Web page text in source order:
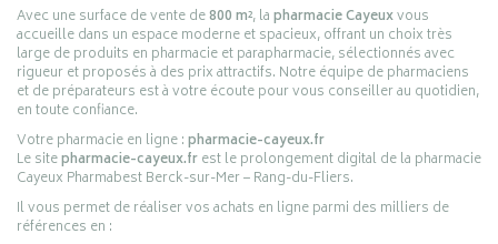
Avec une surface de vente de800 m², lapharmacie Cayeuxvous
accueille dans un espace moderne et spacieux, offrant un choix très
large de produits en pharmacie et parapharmacie, sélectionnés avec
rigueur et proposés à des prix attractifs. Notre équipe de pharmaciens
et de préparateurs est à votre écoute pour vous conseiller au quotidien,
en toute confiance.
Votre pharmacie en ligne :pharmacie-cayeux.fr
Le sitepharmacie-cayeux.frest le prolongement digital de la pharmacie
Cayeux Pharmabest Berck-sur-Mer – Rang-du-Fliers.
Il vous permet de réaliser vos achats en ligne parmi des milliers de
références en :